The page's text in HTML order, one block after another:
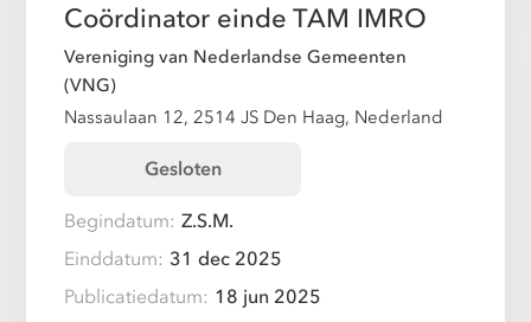
Coördinator einde TAM IMRO
Vereniging van Nederlandse Gemeenten
(VNG)
Nassaulaan 12, 2514 JS Den Haag, Nederland
Gesloten
Begindatum: Z.S.M.
Einddatum: 31 dec 2025
Publicatiedatum: 18 jun 2025